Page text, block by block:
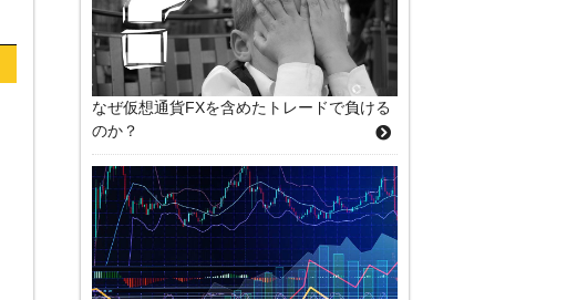
なぜ仮想通貨FXを含めたトレードで負ける
のか？